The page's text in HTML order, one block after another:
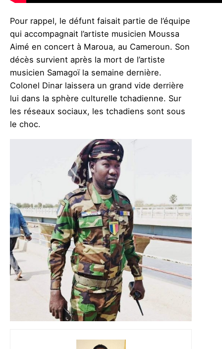
Pour rappel, le défunt faisait partie de l’équipe
qui accompagnait l’artiste musicien Moussa
Aimé en concert à Maroua, au Cameroun. Son
décès survient après la mort de l’artiste
musicien Samagoï la semaine dernière.
Colonel Dinar laissera un grand vide derrière
lui dans la sphère culturelle tchadienne. Sur
les réseaux sociaux, les tchadiens sont sous
le choc.